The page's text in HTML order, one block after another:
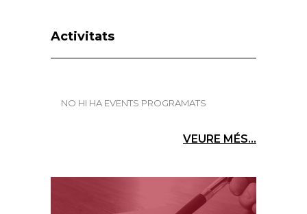
Activitats
NO HI HA EVENTS PROGRAMATS
VEURE MÉS...